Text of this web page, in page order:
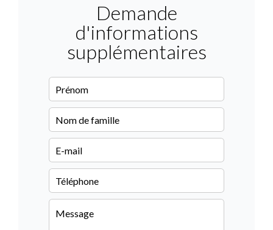
Demande
d'informations
supplémentaires